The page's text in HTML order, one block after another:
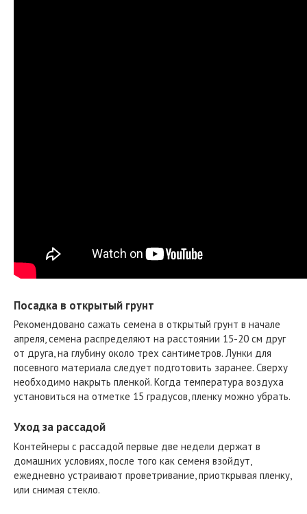
Посадка в открытый грунт
Рекомендовано сажать семена в открытый грунт в начале
апреля, семена распределяют на расстоянии 15-20 см друг
от друга, на глубину около трех сантиметров. Лунки для
посевного материала следует подготовить заранее. Сверху
необходимо накрыть пленкой. Когда температура воздуха
установиться на отметке 15 градусов, пленку можно убрать.
Уход за рассадой
Контейнеры с рассадой первые две недели держат в
домашних условиях, после того как семеня взойдут,
ежедневно устраивают проветривание, приоткрывая пленку,
или снимая стекло.